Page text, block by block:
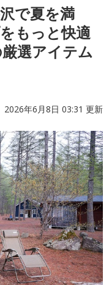
で夏を満
もっと快適
選アイテム
2026年6月8日 03:31 更新